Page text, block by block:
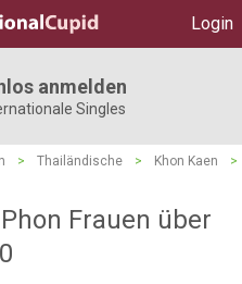
Login
anmelden
Singles
> Thailändische > Khon Kaen
>
Frauen über